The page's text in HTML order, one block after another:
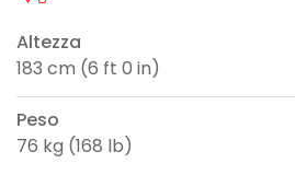
Altezza
183 cm (6 ft 0 in)
Peso
76 kg (168 lb)